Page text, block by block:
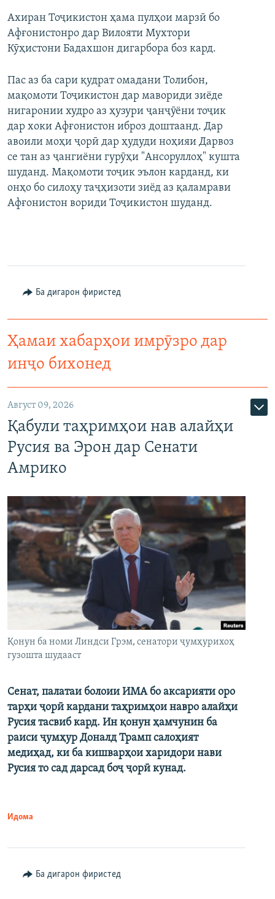
Ахиран Тоҷикистон ҳама пулҳои марзӣ бо
Афғонистонро дар Вилояти Мухтори
Кӯҳистони Бадахшон дигарбора боз кард.
Пас аз ба сари қудрат омадани Толибон,
мақомоти Тоҷикистон дар мавориди зиёде
нигаронии худро аз ҳузури ҷанҷӯёни тоҷик
дар хоки Афғонистон иброз доштаанд. Дар
авоили моҳи ҷорӣ дар ҳудуди ноҳияи Дарвоз
се тан аз ҷангиёни гурӯҳи "Ансоруллоҳ" кушта
шуданд. Мақомоти тоҷик эълон карданд, ки
онҳо бо силоҳу таҷҳизоти зиёд аз қаламрави
Афғонистон вориди Тоҷикистон шуданд.
Ба дигарон фиристед
Ҳамаи хабарҳои имрӯзро дар
инҷо бихонед
Август 09, 2026
Қабули таҳримҳои нав алайҳи
Русия ва Эрон дар Сенати
Амрико
Қонун ба номи Линдси Грэм, сенатори ҷумҳурихоҳ
гузошта шудааст
Сенат, палатаи болоии ИМА бо аксарияти оро
тарҳи ҷорӣ кардани таҳримҳои навро алайҳи
Русия тасвиб кард. Ин қонун ҳамчунин ба
раиси ҷумҳур Доналд Трамп салоҳият
медиҳад, ки ба кишварҳои харидори нави
Русия то сад дарсад боҷ ҷорӣ кунад.
Идома
Ба дигарон фиристед